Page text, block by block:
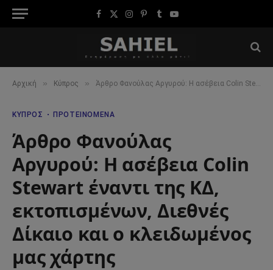
Facebook
X
Instagram
Pinterest
TumblrYouTube
Αρχική » Κύπρος » Άρθρο Φανούλας Αργυρού: Η ασέβεια Colin Stewart έναντι της ΚΔ, εκτοπισμένων, Διεθνές Δίκαιο και ο κλειδωμένος μας χάρτης
ΚΎΠΡΟΣ ΠΡΟΤΕΙΝΌΜΕΝΑ
Άρθρο Φανούλας
Αργυρού: Η ασέβεια Colin
Stewart έναντι της ΚΔ,
εκτοπισμένων, Διεθνές
Δίκαιο και ο κλειδωμένος
μας χάρτης